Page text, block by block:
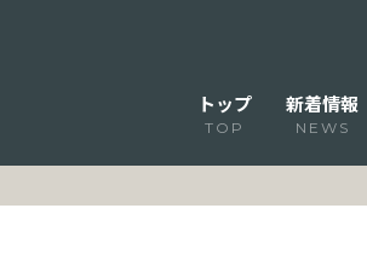
トップ
TOP
新着情報
NEWS